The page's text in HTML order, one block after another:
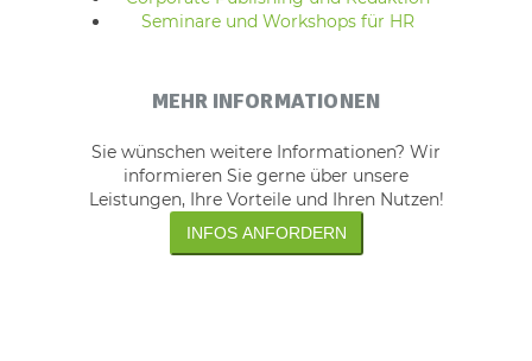
Seminare und Workshops für HR
MEHR INFORMATIONEN
Sie wünschen weitere Informationen? Wir
informieren Sie gerne über unsere
Leistungen, Ihre Vorteile und Ihren Nutzen!
INFOS ANFORDERN